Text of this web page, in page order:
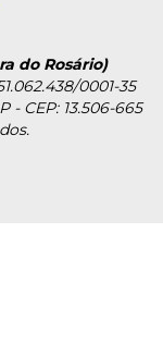
do Rosário)
0001-35
- CEP: 13.506-665